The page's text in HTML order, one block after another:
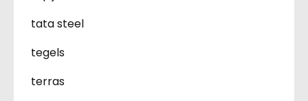
tata steel
tegels
terras